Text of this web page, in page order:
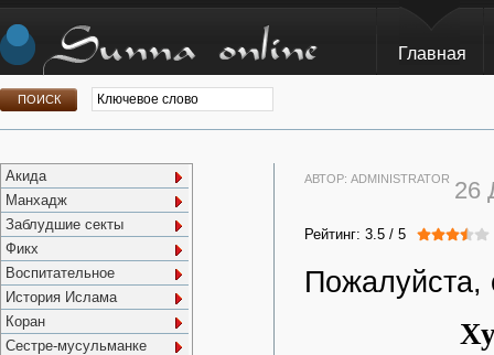
Главная
Акида
Манхадж
Заблудшие секты
Фикх
Воспитательное
История Ислама
Коран
Сестре-мусульманке
АВТОР: ADMINISTRATOR 26
Рейтинг: 3.5 / 5
Пожалуйста,